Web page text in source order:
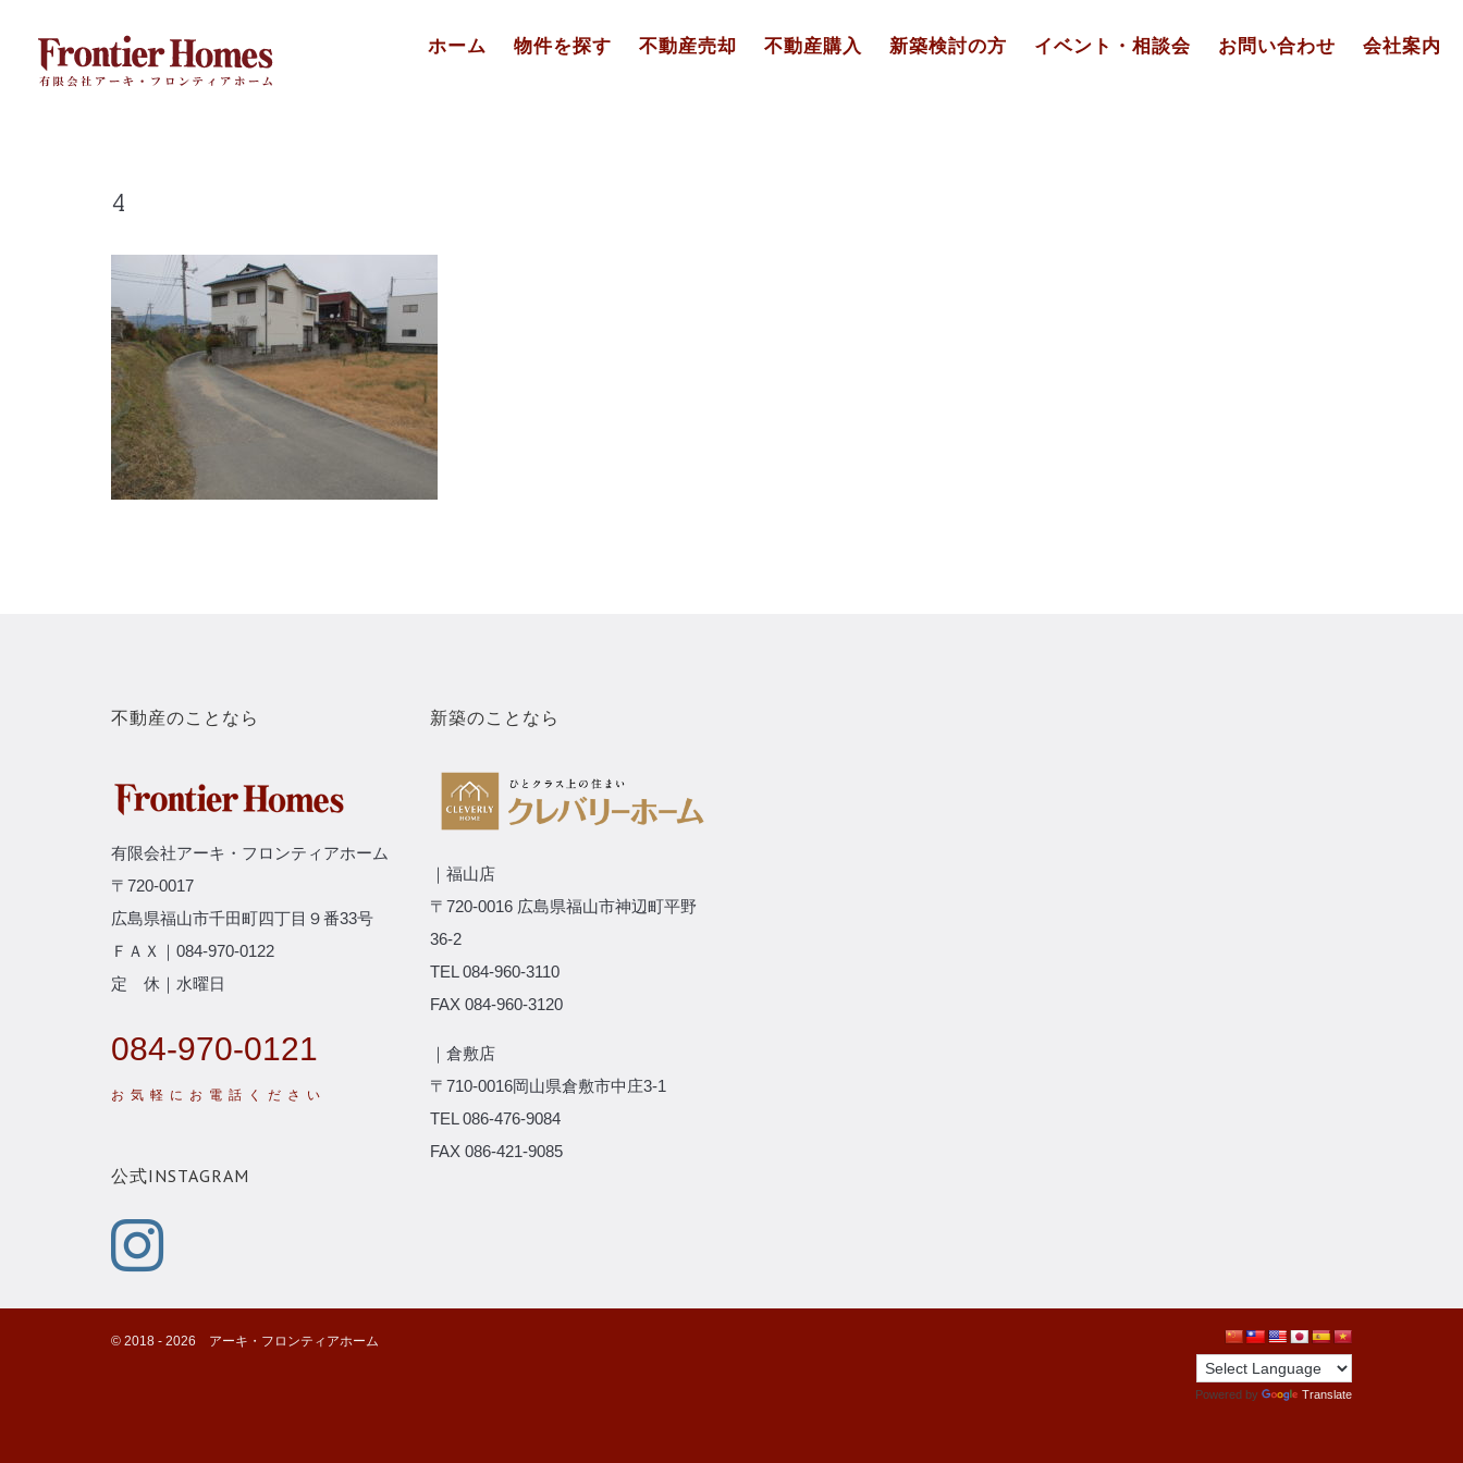
content
ホーム 物件を探す 不動産売却 不動産購入 新築検討の方 イベント・相談会 お問い合わせ 会社案内
4
不動産のことなら
有限会社アーキ・フロンティアホーム
〒720-0017
広島県福山市千田町四丁目９番33号
ＦＡＸ｜084-970-0122
定 休｜水曜日
084-970-0121
公式INSTAGRAM
新築のことなら
｜福山店
〒720-0016 広島県福山市神辺町平野
36-2
TEL 084-960-3110
FAX 084-960-3120
｜倉敷店
〒710-0016岡山県倉敷市中庄3-1
TEL 086-476-9084
FAX 086-421-9085
©️ 2018 - 2026 アーキ・フロンティアホーム
Powered by Translate